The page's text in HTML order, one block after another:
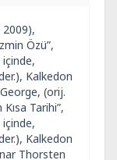
Özü”,
Kalkedon
(orij.
Tarihi”,
Kalkedon
Thorsten